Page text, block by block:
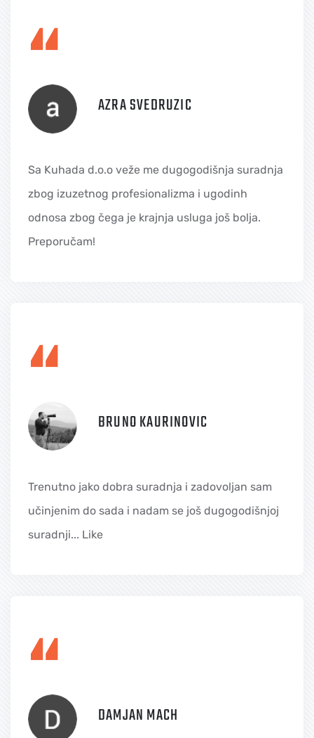
“ AZRA SVEDRUZIC
Sa Kuhada d.o.o veže me dugogodišnja suradnja
zbog izuzetnog profesionalizma i ugodinh
odnosa zbog čega je krajnja usluga još bolja.
Preporučam!
“ BRUNO KAURINOVIC
Trenutno jako dobra suradnja i zadovoljan sam
učinjenim do sada i nadam se još dugogodišnjoj
suradnji... Like
“ DAMJAN MACH